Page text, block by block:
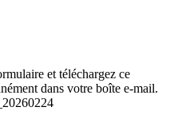
et téléchargez ce
dans votre boîte e-mail.